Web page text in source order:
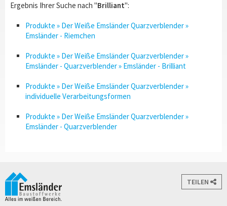
Ergebnis Ihrer Suche nach "Brilliant":
Produkte » Der Weiße Emsländer Quarzverblender »
Emsländer - Riemchen
Produkte » Der Weiße Emsländer Quarzverblender »
Emsländer - Quarzverblender » Emsländer - Brilliant
Produkte » Der Weiße Emsländer Quarzverblender »
individuelle Verarbeitungsformen
Produkte » Der Weiße Emsländer Quarzverblender »
Emsländer - Quarzverblender
TEILEN